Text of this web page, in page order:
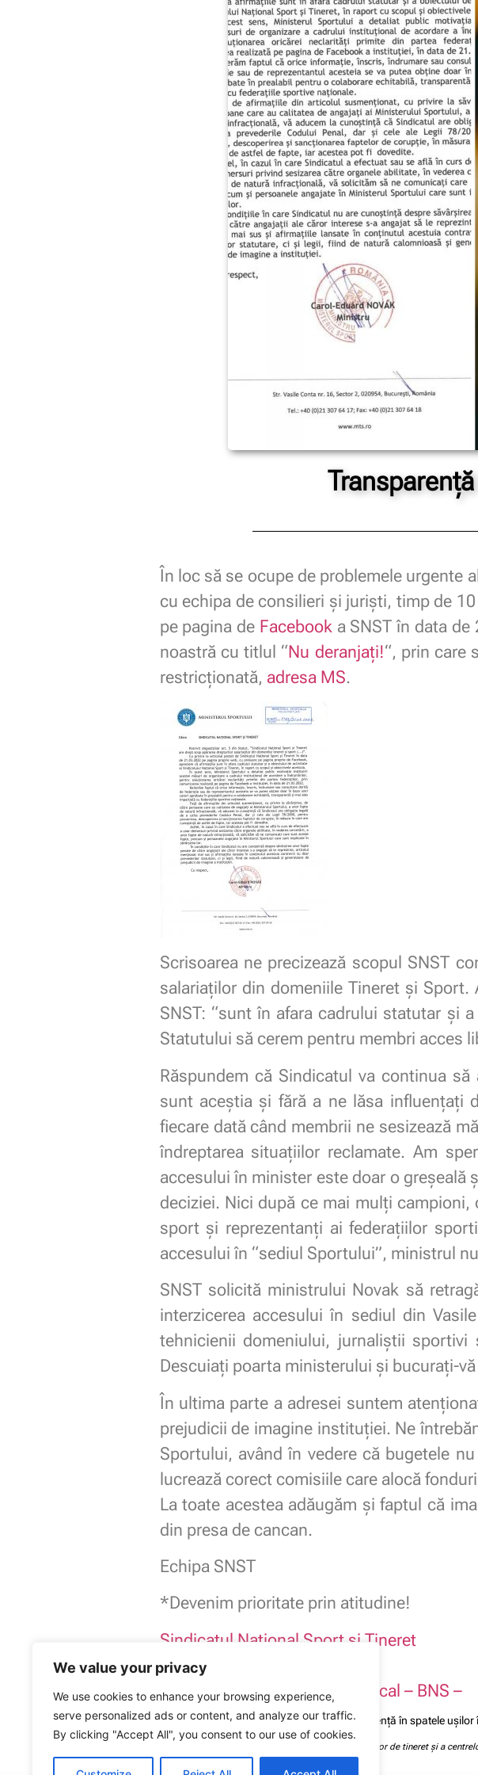
We value your privacy
We use cookies to enhance your browsing experience,
serve personalized ads or content, and analyze our traffic.
By clicking "Accept All", you consent to our use of cookies.
În loc să se ocupe de problemele urgente
cu echipa de consilieri și juriști, timp de
pe pagina de Facebook a SNST în data
noastră cu titlul “Nu deranjați!“, prin care
restricționată, adresa MS.
Scrisoarea ne precizează scopul SNST
salariaților din domeniile Tineret și
SNST: “sunt în afara cadrului statutar și
Statutului să cerem pentru membri acces
Răspundem că Sindicatul va continua
sunt aceștia și fără a ne lăsa influențați
fiecare dată când membrii ne sesizează
îndreptarea situațiilor reclamate. Am
accesului în minister este doar o greșeală
deciziei. Nici după ce mai mulți
sport și reprezentanți ai federațiilor
accesului în “sediul Sportului”, ministrul
SNST solicită ministrului Novak să
interzicerea accesului în sediul din
tehnicienii domeniului, jurnaliștii
Descuiați poarta ministerului și bucurați-
În ultima parte a adresei suntem
prejudicii de imagine instituției. Ne
Sportului, având în vedere că bugetele
lucrează corect comisiile care alocă
La toate acestea adăugăm și faptul că
din presa de cancan.
Echipa SNST
*Devenim prioritate prin atitudine!
Sindicatul National Sport si Tineret
AfiliatPublisind
MembruBlocul National Sindical – BNS –
Sindicatul Național Sport și Tineret: Transparență în spatele ușilor
ARTICOLUL ANTERIOR